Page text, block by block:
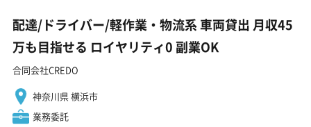
配達/ドライバー/軽作業・物流系 車両貸出 月収45
万も目指せる ロイヤリティ0 副業OK
合同会社CREDO
神奈川県 横浜市
業務委託